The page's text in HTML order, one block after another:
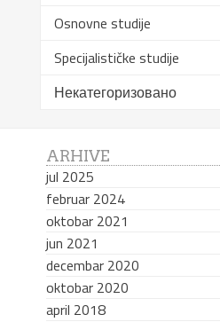
Osnovne studije
Specijalističke studije
Некатегоризовано
ARHIVE
jul 2025
februar 2024
oktobar 2021
jun 2021
decembar 2020
oktobar 2020
april 2018